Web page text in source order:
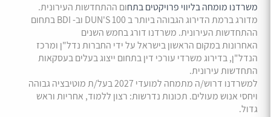
משרדנו מומחה בליווי פרויקטים בתחום ההתחדשות העירונית.
מדורג ברמת הדירוג הגבוהה ביותר ב DUN'S 100 וב- BDI בתחום
ההתחדשות העירונית. משרדנו דורג בחמש השנים
האחרונות במקום הראשון בישראל על ידי החברות נדל"ן ומרכז
הנדל"ן, בדירוג משרדי עורכי דין בתחום ייצוג בעלים בעסקאות
התחדשות עירונית.
למשרדנו דרוש/ה מתמחה למועדי 2027 בעל/ת מוטיבציה גבוהה
ויחסי אנוש מעולים. תכונות נדרשות: רצון ללמוד, אחריות וראש
גדול.